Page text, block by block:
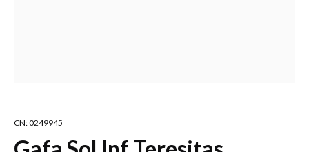
CN: 0249945